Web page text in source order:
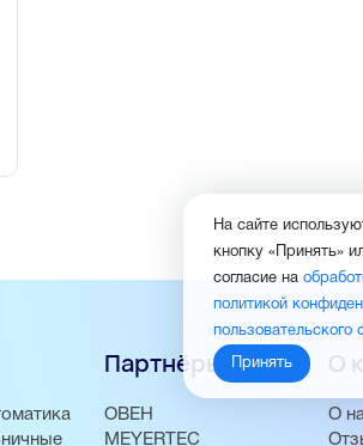
Партнёры
ОВЕН
MEYERTEC
О
О
На сайте
кнопку «Принять»
согласие на
политикой
пользовательского
Принять